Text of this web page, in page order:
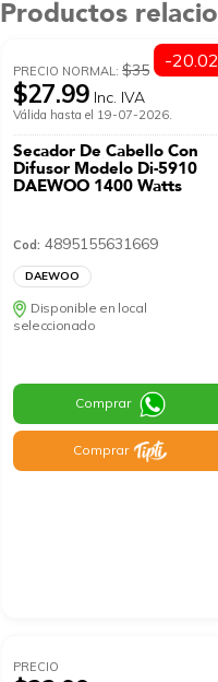
Productos
PRECIO NORMAL:$35
$27.99 Inc. IVA
Válida hasta el 19-07-2026.
Secador De Cabello Con
Difusor Modelo Di-5910
DAEWOO 1400 Watts
Cod: 4895155631669
DAEWOO
Disponible en local
seleccionado
Comprar
Comprar
-
PRECIO